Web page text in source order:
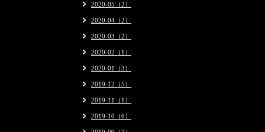
2020-05（2）
2020-04（2）
2020-03（2）
2020-02（1）
2020-01（3）
2019-12（5）
2019-11（1）
2019-10（6）